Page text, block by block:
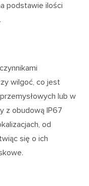
podstawie ilości
wilgoć, co jest
lub w
z obudową IP67
od
się o ich